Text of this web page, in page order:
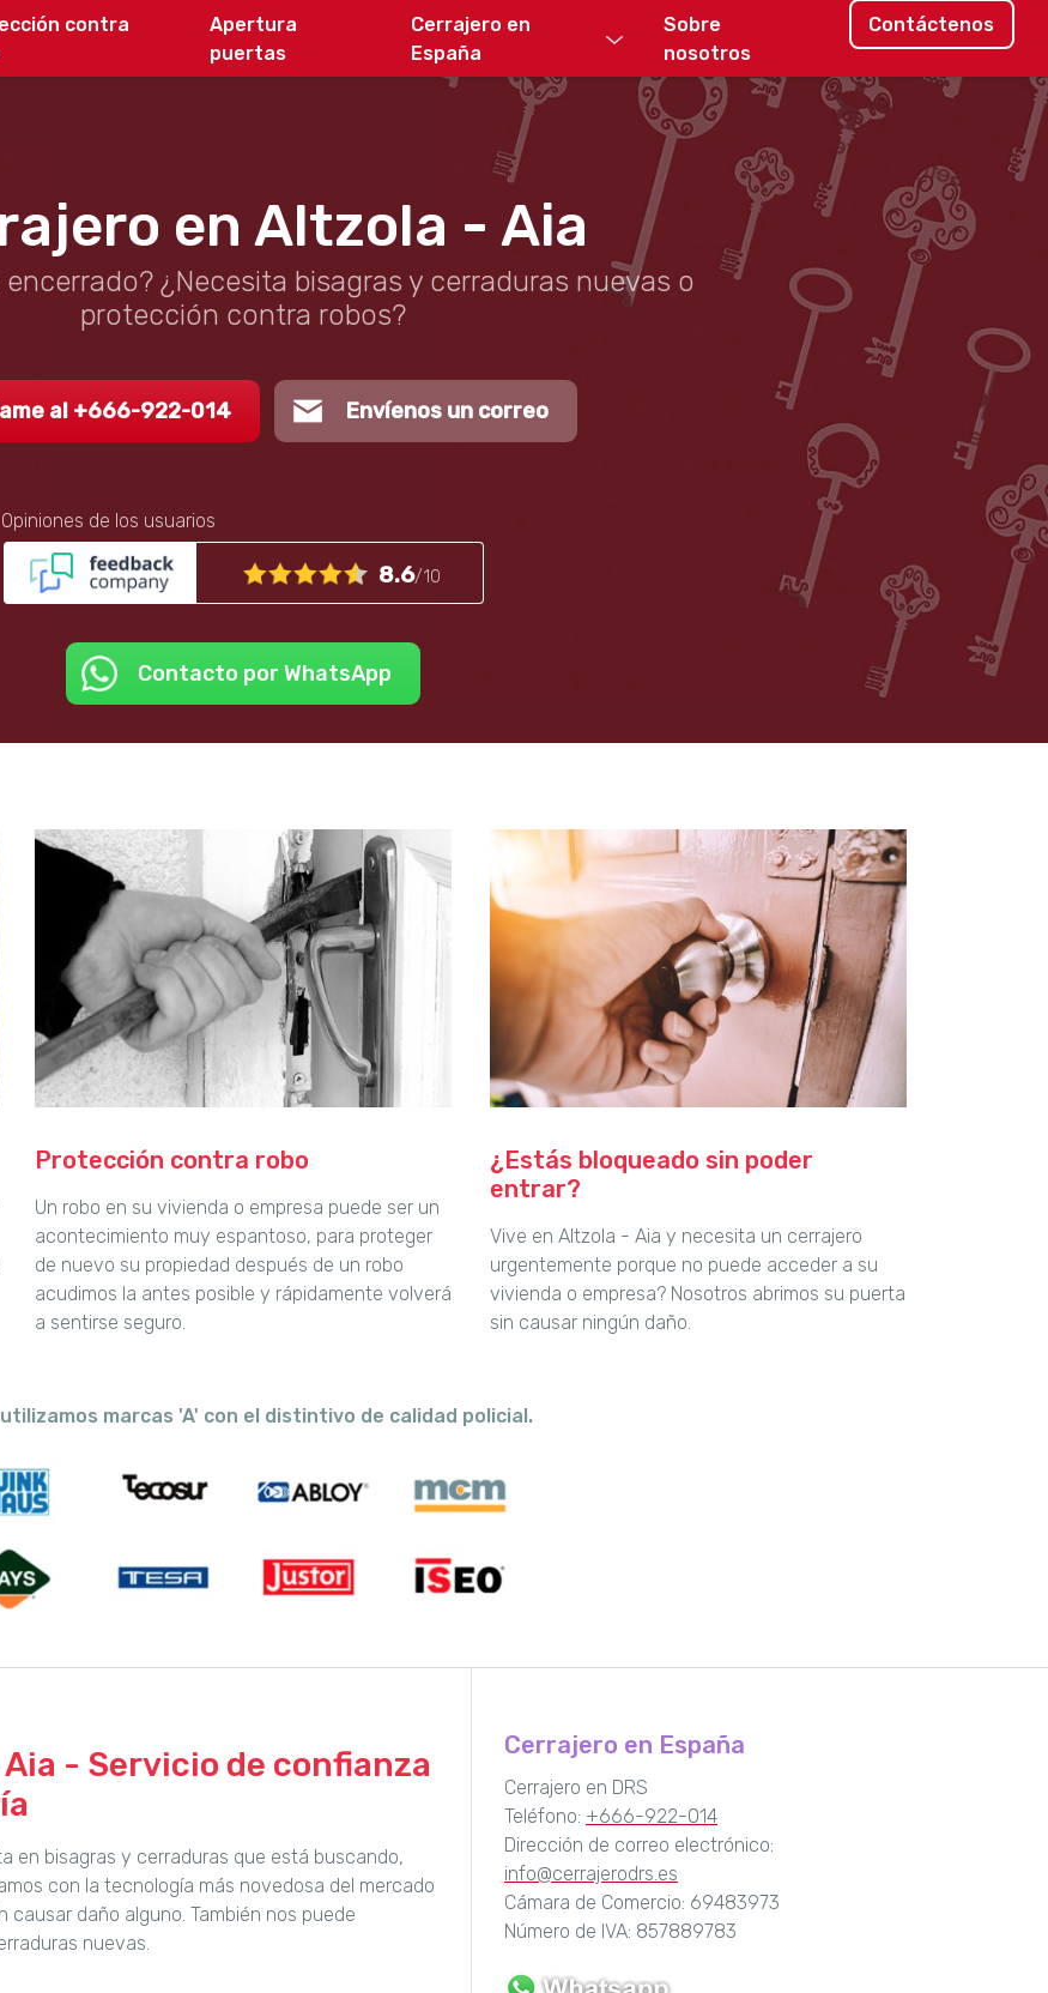
contra
Apertura
puertas
Cerrajero en
España
Sobre
nosotros
Contáctenos
en Altzola - Aia
¿Necesita bisagras y cerraduras nuevas o
protección contra robos?
al +666-922-014 Envíenos un correo
Opiniones de los usuarios
8.6/10
Contacto por WhatsApp
Protección contra robo
Un robo en su vivienda o empresa puede ser un
acontecimiento muy espantoso, para proteger
de nuevo su propiedad después de un robo
acudimos la antes posible y rápidamente volverá
a sentirse seguro.
¿Estás bloqueado sin poder
entrar?
Vive en Altzola - Aia y necesita un cerrajero
urgentemente porque no puede acceder a su
vivienda o empresa? Nosotros abrimos su puerta
sin causar ningún daño.
marcas 'A' con el distintivo de calidad policial.
- Servicio de confianza
en bisagras y cerraduras que está buscando,
con la tecnología más novedosa del mercado
daño alguno. También nos puede
nuevas.
Cerrajero en España
Cerrajero en DRS
Teléfono: +666-922-014
Dirección de correo electrónico:
info@cerrajerodrs.es
Cámara de Comercio: 69483973
Número de IVA: 857889783